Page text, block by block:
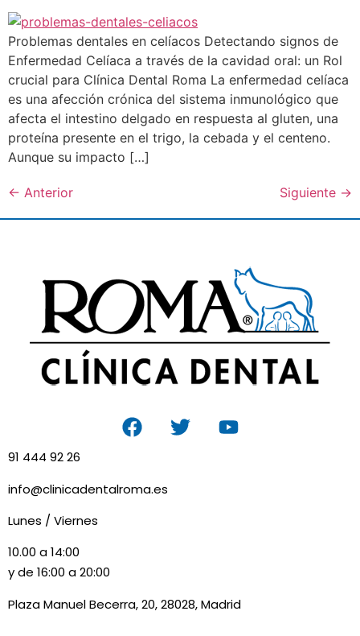
Problemas dentales en celíacos Detectando signos de
Enfermedad Celíaca a través de la cavidad oral: un Rol
crucial para Clínica Dental Roma La enfermedad celíaca
es una afección crónica del sistema inmunológico que
afecta el intestino delgado en respuesta al gluten, una
proteína presente en el trigo, la cebada y el centeno.
Aunque su impacto […]
← Anterior Siguiente →
91 444 92 26
info@clinicadentalroma.es
Lunes / Viernes
10.00 a 14:00
y de 16:00 a 20:00
Plaza Manuel Becerra, 20, 28028, Madrid